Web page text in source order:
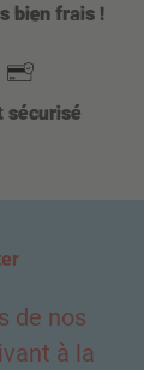
bien frais !
sécurisé
de nos
à la